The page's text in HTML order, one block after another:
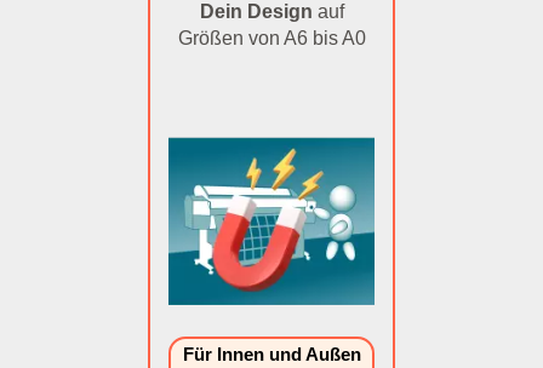
Dein Design auf
Größen von A6 bis A0
Für Innen und Außen